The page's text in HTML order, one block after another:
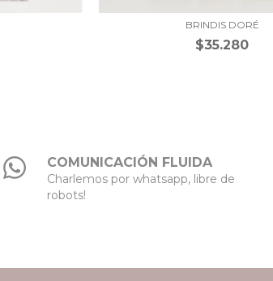
BRINDIS DORÉ
$35.280
COMUNICACIÓN FLUIDA
Charlemos por whatsapp, libre de
robots!